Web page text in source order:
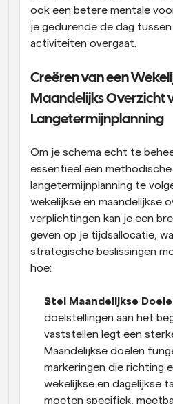
ook een betere mentale
je gedurende de dag
activiteiten overgaat.
Creëren van een
Maandelijks Overzicht
Langetermijnplanning
Om je schema echt te
essentieel een
langetermijnplanning te
wekelijkse en maandelijkse
verplichtingen kan je een
geven op je tijdsallocatie,
strategische beslissingen
hoe:
Stel Maandelijkse
doelstellingen aan het
vaststellen legt een
Maandelijkse doelen
markeringen die richting
wekelijkse en dagelijkse
moeten specifiek,